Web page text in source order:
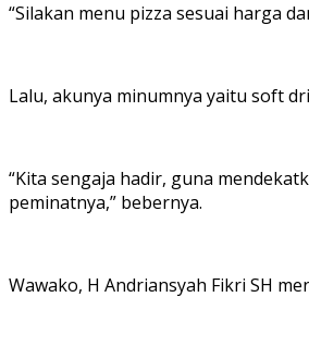
“Silakan menu pizza sesuai harga
Lalu, akunya minumnya yaitu soft
“Kita sengaja hadir, guna
peminatnya,” bebernya.
Wawako, H Andriansyah Fikri SH